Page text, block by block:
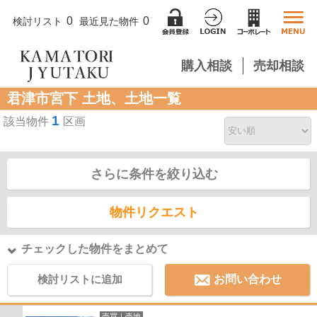
検討リスト 0 最近見た物件 0
購入相談 売却相談
君津市宮下 土地、土地一覧
該当物件 1 区画
さらに条件を絞り込む
物件リクエスト
チェックした物件をまとめて
検討リストに追加 お問い合わせ